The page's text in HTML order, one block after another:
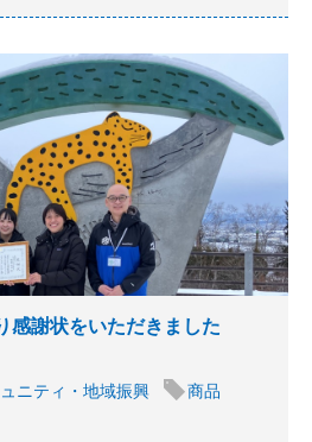
感謝状をいただきました
ニティ・地域振興
商品